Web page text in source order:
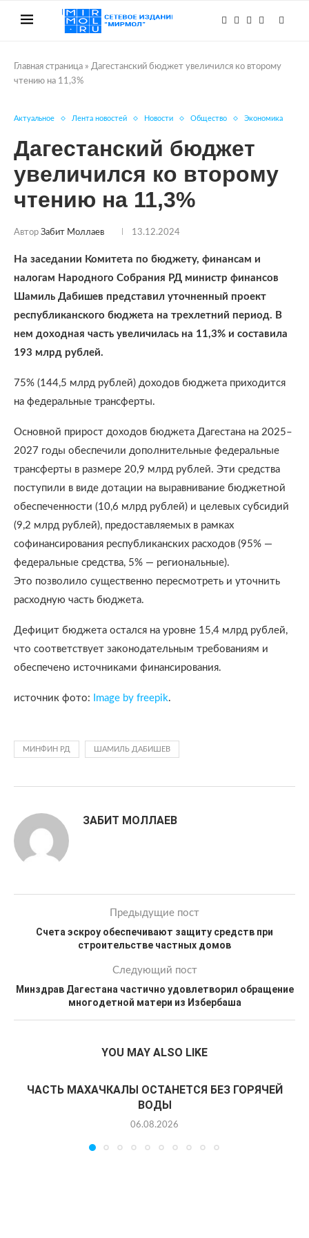
Главная страница » Дагестанский бюджет увеличился ко второму
чтению на 11,3%
Актуальное Лента новостей Новости Общество Экономика
Дагестанский бюджет
увеличился ко второму
чтению на 11,3%
Автор Забит Моллаев 13.12.2024
На заседании Комитета по бюджету, финансам и
налогам Народного Собрания РД министр финансов
Шамиль Дабишев представил уточненный проект
республиканского бюджета на трехлетний период. В
нем доходная часть увеличилась на 11,3% и составила
193 млрд рублей.
75% (144,5 млрд рублей) доходов бюджета приходится
на федеральные трансферты.
Основной прирост доходов бюджета Дагестана на 2025–
2027 годы обеспечили дополнительные федеральные
трансферты в размере 20,9 млрд рублей. Эти средства
поступили в виде дотации на выравнивание бюджетной
обеспеченности (10,6 млрд рублей) и целевых субсидий
(9,2 млрд рублей), предоставляемых в рамках
софинансирования республиканских расходов (95% —
федеральные средства, 5% — региональные).
Это позволило существенно пересмотреть и уточнить
расходную часть бюджета.
Дефицит бюджета остался на уровне 15,4 млрд рублей,
что соответствует законодательным требованиям и
обеспечено источниками финансирования.
источник фото: Image by freepik.
МИНФИН РД ШАМИЛЬ ДАБИШЕВ
ЗАБИТ МОЛЛАЕВ
Предыдущие пост
Счета эскроу обеспечивают защиту средств при
строительстве частных домов
Следующий пост
Минздрав Дагестана частично удовлетворил обращение
многодетной матери из Избербаша
YOU MAY ALSO LIKE
ЧАСТЬ МАХАЧКАЛЫ ОСТАНЕТСЯ БЕЗ ГОРЯЧЕЙ
ВОДЫ
06.08.2026